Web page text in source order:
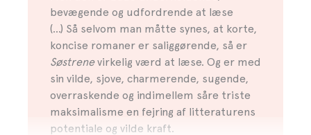
bevægende og udfordrende at læse
(...) Så selvom man måtte synes, at korte,
koncise romaner er saliggørende, så er
Søstrenevirkelig værd at læse. Og er med
sin vilde, sjove, charmerende, sugende,
overraskende og indimellem såre triste
maksimalisme en fejring af litteraturens
potentiale og vilde kraft.